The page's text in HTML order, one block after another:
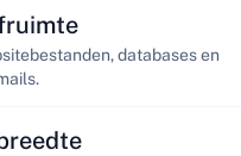
databases en